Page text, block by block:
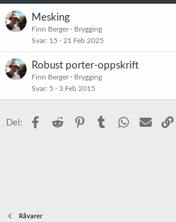
e
r
:
Mesking
Finn Berger
Brygging
Svar 15 21 Feb 2025
Robust porter-oppskrift
Finn Berger
Brygging
Svar 5 3 Feb 2015
Del: Facebook
Reddit PinterestTumblr WhatsApp
E-post
Råvarer